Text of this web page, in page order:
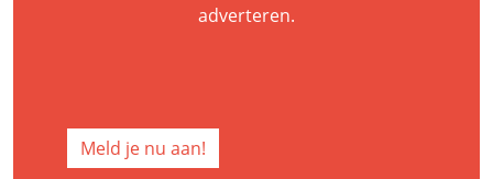
adverteren.
Meld je nu aan!